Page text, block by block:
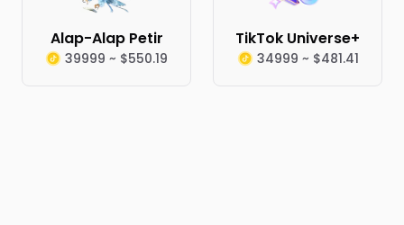
Alap-Alap Petir
39999 ~ $550.19
TikTok Universe+
34999 ~ $481.41